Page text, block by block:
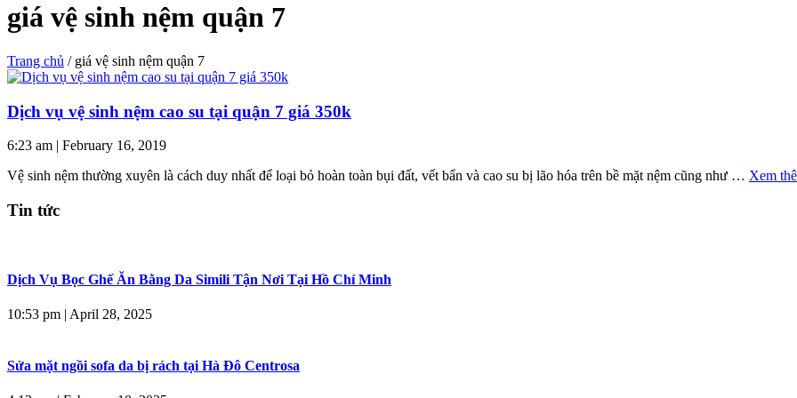
giá vệ sinh nệm quận 7
Trang chủ / giá vệ sinh nệm quận 7
Dịch vụ vệ sinh nệm cao su tại quận 7 giá 350k
6:23 am | February 16, 2019
Vệ sinh nệm thường xuyên là cách duy nhất để loại bỏ hoàn toàn bụi đất, vết bẩn và cao su bị lão hóa trên bề mặt nệm cũng như … Xem
Tin tức
Dịch Vụ Bọc Ghế Ăn Bằng Da Simili Tận Nơi Tại Hồ Chí Minh
10:53 pm | April 28, 2025
Sửa mặt ngồi sofa da bị rách tại Hà Đô Centrosa